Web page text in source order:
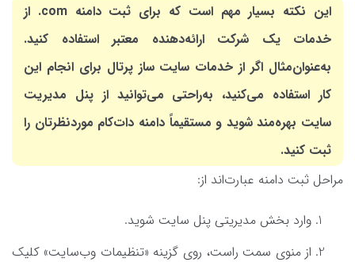
این نکته بسیار مهم است که برای ثبت دامنه com. از
خدمات یک شرکت ارائه‌دهنده معتبر استفاده کنید.
به‌عنوان‌مثال اگر از خدمات سایت ساز پرتال برای انجام این
کار استفاده می‌کنید، به‌راحتی می‌توانید از پنل مدیریت
سایت بهره‌مند شوید و مستقیماً دامنه دات‌کام موردنظرتان را
ثبت کنید.
مراحل ثبت دامنه عبارت‌اند از:
وارد بخش مدیریتی پنل سایت شوید.
از منوی سمت راست، روی گزینه «تنظیمات وب‌سایت» کلیک